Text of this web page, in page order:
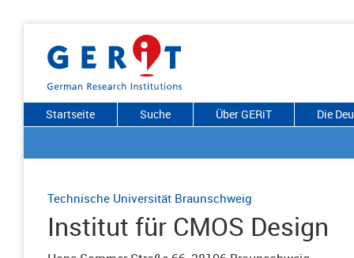
Startseite Suche Über GERiT Die
Technische Universität Braunschweig
Institut für CMOS Design